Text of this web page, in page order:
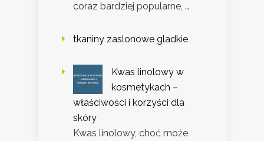
coraz bardziej popularne, …
tkaniny zaslonowe gladkie
Kwas linolowy w
kosmetykach –
właściwości i korzyści dla
skóry
Kwas linolowy, choć może